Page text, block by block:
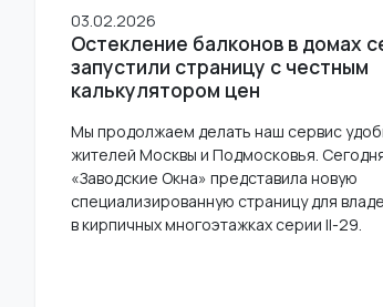
03.02.2026
Остекление балконов в домах
запустили страницу с честным
калькулятором цен
Мы продолжаем делать наш сервис
жителей Москвы и Подмосковья.
«Заводские Окна» представила новую
специализированную страницу для
в кирпичных многоэтажках серии II-29.